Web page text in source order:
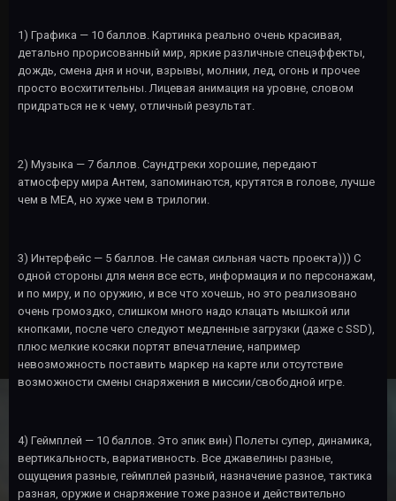
1) Графика — 10 баллов. Картинка реально очень красивая,
детально прорисованный мир, яркие различные спецэффекты,
дождь, смена дня и ночи, взрывы, молнии, лед, огонь и прочее
просто восхитительны. Лицевая анимация на уровне, словом
придраться не к чему, отличный результат.
2) Музыка — 7 баллов. Саундтреки хорошие, передают
атмосферу мира Антем, запоминаются, крутятся в голове, лучше
чем в МЕА, но хуже чем в трилогии.
3) Интерфейс — 5 баллов. Не самая сильная часть проекта))) С
одной стороны для меня все есть, информация и по персонажам,
и по миру, и по оружию, и все что хочешь, но это реализовано
очень громоздко, слишком много надо клацать мышкой или
кнопками, после чего следуют медленные загрузки (даже с SSD),
плюс мелкие косяки портят впечатление, например
невозможность поставить маркер на карте или отсутствие
возможности смены снаряжения в миссии/свободной игре.
4) Геймплей — 10 баллов. Это эпик вин) Полеты супер, динамика,
вертикальность, вариативность. Все джавелины разные,
ощущения разные, геймплей разный, назначение разное, тактика
разная, оружие и снаряжение тоже разное и действительно